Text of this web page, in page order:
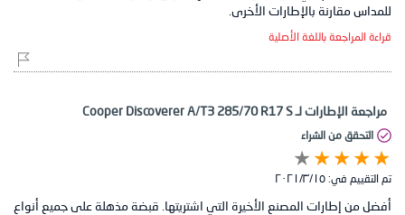
للمداس مقارنة بالإطارات الأخرى.
قراءة المراجعة باللغة الأصلية
مراجعة الإطارات لـ Cooper Discoverer A/T3 285/70 R17 S
التحقق من الشراء
تم التقييم في: ١٥‏/٣‏/٢٠٢١
أفضل من إطارات المصنع الأخيرة التي اشتريتها. قبضة مذهلة على جميع أنواع